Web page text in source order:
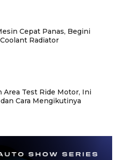
Cepat Panas, Begini
Radiator
Area Test Ride Motor, Ini
Cara Mengikutinya